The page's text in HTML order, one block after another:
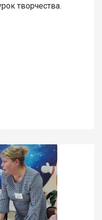
творчества.